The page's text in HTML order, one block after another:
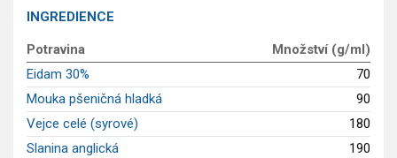
Bezmasé a zeleninové
Sladké pokrmy
Dezerty
Nápoje
Ostatní
Dětské recepty
INGREDIENCE
Potravina
Množství (g/ml)
Eidam 30%
70
Mouka pšeničná hladká
90
Vejce celé (syrové)
180
Slanina anglická
190